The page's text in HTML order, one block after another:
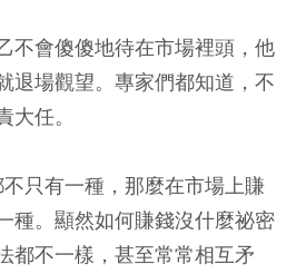
不會傻傻地待在市場裡頭，他
退場觀望。專家們都知道，不
任。
只有一種，那麼在市場上賺
種。顯然如何賺錢沒什麼祕密
都不一樣，甚至常常相互矛